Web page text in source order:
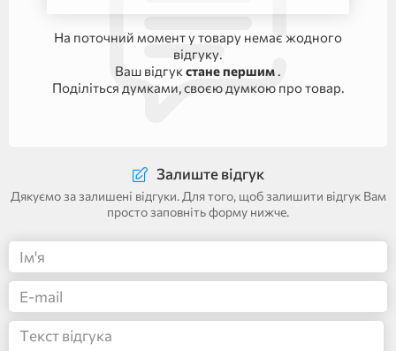
На поточний момент у товару немає жодного
відгуку.
Ваш відгук стане першим .
Поділіться думками, своєю думкою про товар.
Залиште відгук
Дякуємо за залишені відгуки. Для того, щоб залишити відгук Вам
просто заповніть форму нижче.